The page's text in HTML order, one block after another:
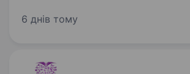
який долучиться до нашої команди
6 днів тому